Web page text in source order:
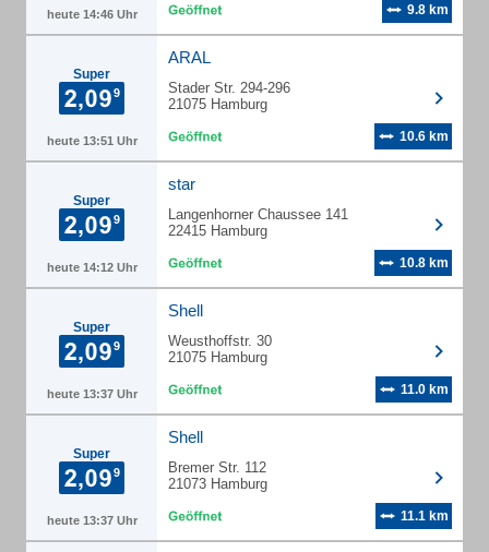
heute 14:46 Uhr 9.8 km
Super
heute 13:51 Uhr
ARAL
Stader Str. 294-296
21075 Hamburg
10.6 km
Super
heute 14:12 Uhr
star
Langenhorner Chaussee 141
22415 Hamburg
10.8 km
Super
heute 13:37 Uhr
Shell
Weusthoffstr. 30
21075 Hamburg
11.0 km
Super
heute 13:37 Uhr
Shell
Bremer Str. 112
21073 Hamburg
11.1 km